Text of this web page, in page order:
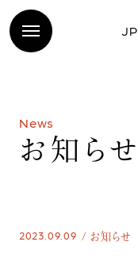
JP
News
お 知 ら せ
2023.09.09 お知らせ